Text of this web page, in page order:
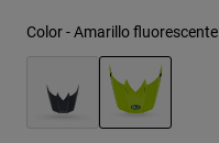
Color -Amarillo fluorescente